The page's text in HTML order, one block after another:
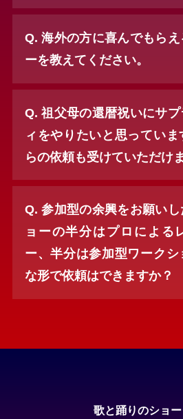
Q. 海外の方に喜んでもらえ
ーを教えてください。
Q. 祖父母の還暦祝いにサ
ィをやりたいと思ってい
らの依頼も受けていただけ
Q. 参加型の余興をお願い
ョーの半分はプロによる
ー、半分は参加型ワークシ
な形で依頼はできますか？
歌と踊りのショ